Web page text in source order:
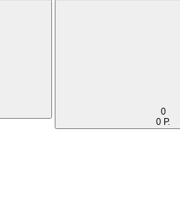
0
0 Р.